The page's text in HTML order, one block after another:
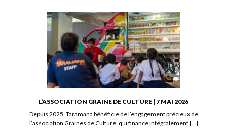
L’ASSOCIATION GRAINE DE CULTURE | 7 MAI 2026
Depuis 2025, Taramana bénéficie de l’engagement précieux de
l’association Graines de Culture, qui finance intégralement […]